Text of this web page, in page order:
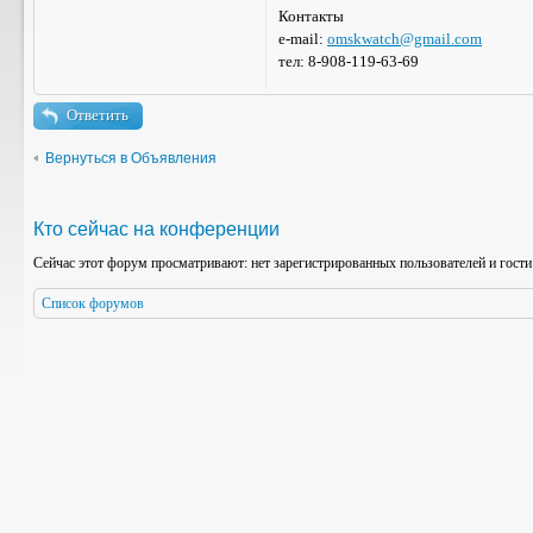
Контакты
e-mail: omskwatch@gmail.com
тел: 8-908-119-63-69
Ответить
Вернуться в Объявления
Кто сейчас на конференции
Сейчас этот форум просматривают: нет зарегистрированных пользователей и
Список форумов